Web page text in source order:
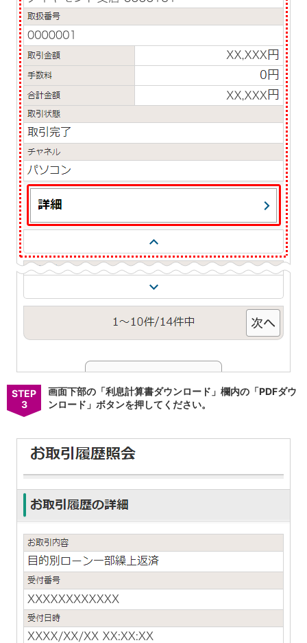
新潟県
富山県
石川県
山梨県
長野県
東海／近畿
岐阜県
静岡県
愛知県
三重県
滋賀県
京都府
大阪府
兵庫県
奈良県
和歌山県
中国／四国
岡山県
徳島県
高知県
福岡県
熊本県
宮崎県
鹿児島県
オンライン相談専用
ATMサービス
ATM検索
お客さまサポート
タマルWeb
セミナー
安全にご利用いただくために
パンフレット
会社情報
ニュースリリース
法人のお客さま
STEP
3
画面下部の「利息計算書ダウンロード」欄内の「PDFダウ
ンロード」ボタンを押してください。